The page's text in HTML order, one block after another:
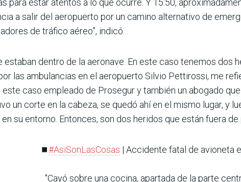
para estar atentos a lo que ocurre. Y 15:50,
a salir del aeropuerto por un camino alternativo de
de tráfico aéreo”, indicó.
estaban dentro de la aeronave. En este caso tenemos dos
las ambulancias en el aeropuerto Silvio Pettirossi, me
este caso empleado de Prosegur y también un abogado
un corte en la cabeza, se quedó ahí en el mismo lugar, y
su entorno. Entonces, son dos heridos que están fuera de
⏹️#AsiSonLasCosas | Accidente fatal de avioneta
"Cayó sobre una cocina, apartada de la parte